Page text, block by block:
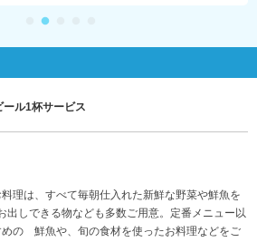
ル1杯サービス
理は、すべて毎朝仕入れた新鮮な野菜や鮮魚を
出しできる物なども多数ご用意。定番メニュー以
の 鮮魚や、旬の食材を使ったお料理などをご